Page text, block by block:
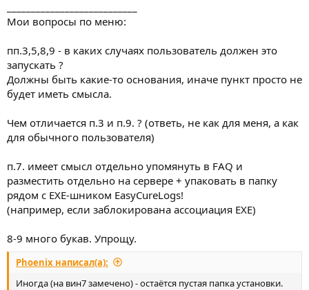
Мои вопросы по меню:
пп.3,5,8,9 - в каких случаях пользователь должен это
запускать ?
Должны быть какие-то основания, иначе пункт просто не
будет иметь смысла.
Чем отличается п.3 и п.9. ? (ответь, не как для меня, а как
для обычного пользователя)
п.7. имеет смысл отдельно упомянуть в FAQ и
разместить отдельно на сервере + упаковать в папку
рядом с EXE-шником EasyCureLogs!
(например, если заблокирована ассоциация EXE)
8-9 много букав. Упрощу.
Phoenix написал(а):
Иногда (на вин7 замечено) - остаётся пустая папка установки.